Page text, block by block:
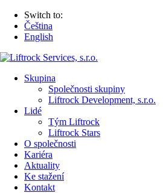
Switch to:
Čeština
English
Skupina
Společnosti skupiny
Liftrock Development, s.r.o.
Lidé
Tým Liftrock
Liftrock Stars
O společnosti
Kariéra
Aktuality
Ke stažení
Kontakt